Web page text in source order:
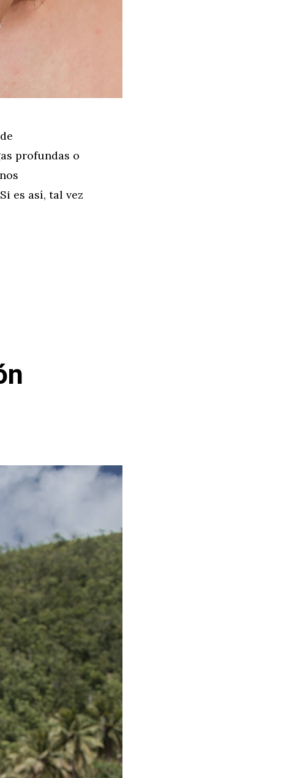
profundas o
es así, tal vez